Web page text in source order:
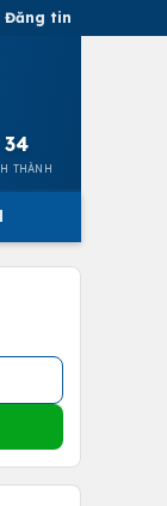
Đăng tin
34
THÀNH